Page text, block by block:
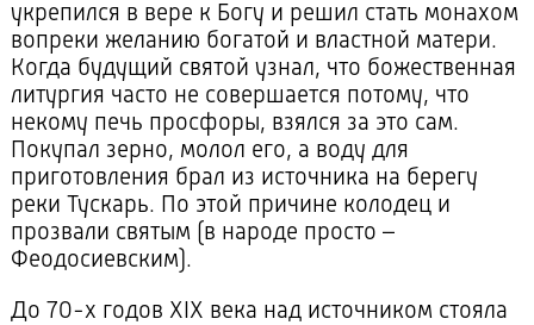
укрепился в вере к Богу и решил стать монахом
вопреки желанию богатой и властной матери.
Когда будущий святой узнал, что божественная
литургия часто не совершается потому, что
некому печь просфоры, взялся за это сам.
Покупал зерно, молол его, а воду для
приготовления брал из источника на берегу
реки Тускарь. По этой причине колодец и
прозвали святым (в народе просто –
Феодосиевским).
До 70-х годов XIX века над источником стояла